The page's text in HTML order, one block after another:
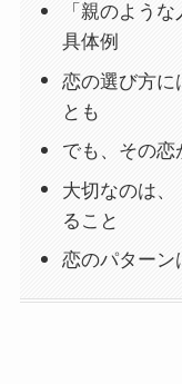
「親のよう
具体例
恋の選び方に
とも
でも、その
大切なのは
ること
恋のパターン